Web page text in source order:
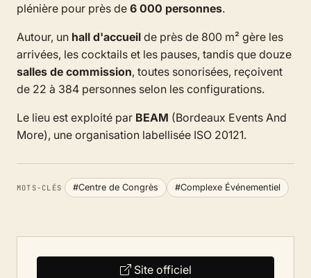
plénière pour près de 6 000 personnes.
Autour, un hall d'accueil de près de 800 m² gère les
arrivées, les cocktails et les pauses, tandis que douze
salles de commission, toutes sonorisées, reçoivent
de 22 à 384 personnes selon les configurations.
Le lieu est exploité par BEAM (Bordeaux Events And
More), une organisation labellisée ISO 20121.
MOTS-CLÉS #Centre de Congrès #Complexe Événementiel
Site officiel